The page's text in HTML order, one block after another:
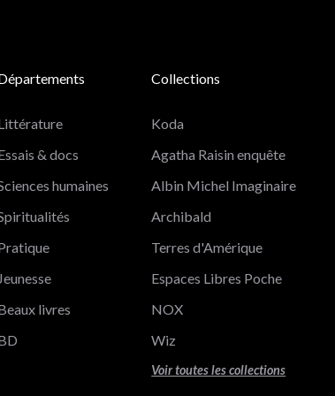
& docs
humaines
Jeunesse
livres
Collections
Koda
Agatha Raisin enquête
Albin Michel Imaginaire
Archibald
Terres d'Amérique
Espaces Libres Poche
NOX
Wiz
Voir toutes les collections